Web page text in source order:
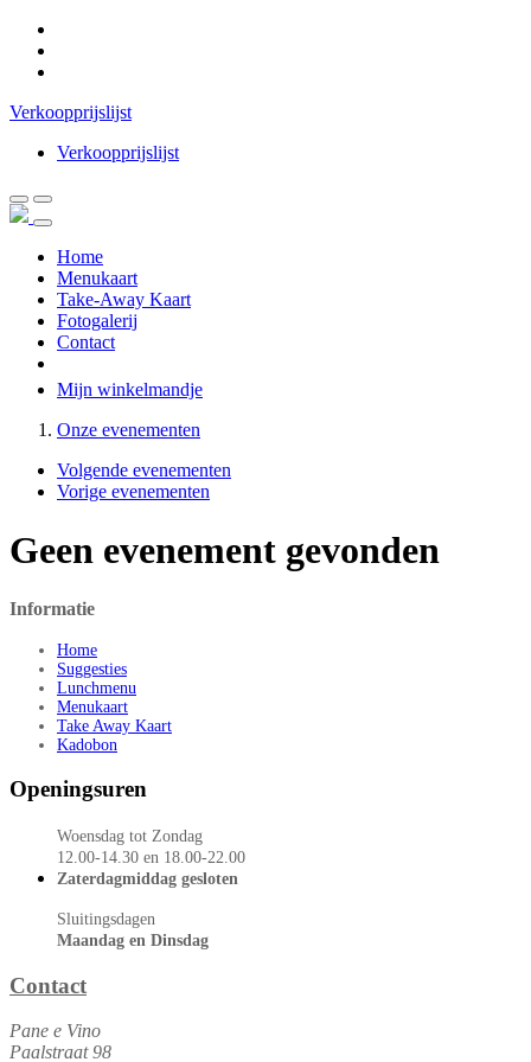
Verkoopprijslijst
Verkoopprijslijst
Home
Menukaart
Take-Away Kaart
Fotogalerij
Contact
Mijn winkelmandje
Onze evenementen
Volgende evenementen
Vorige evenementen
Geen evenement gevonden
Informatie
Home
Suggesties
Lunchmenu
Menukaart
Take Away Kaart
Kadobon
Openingsuren
Woensdag tot Zondag
12.00-14.30 en 18.00-22.00
Zaterdagmiddag gesloten
Sluitingsdagen
Maandag en Dinsdag
Contact
Pane e Vino
Paalstraat 98